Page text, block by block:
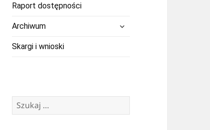
Raport dostępności
Archiwum
Skargi i wnioski
Szukaj: